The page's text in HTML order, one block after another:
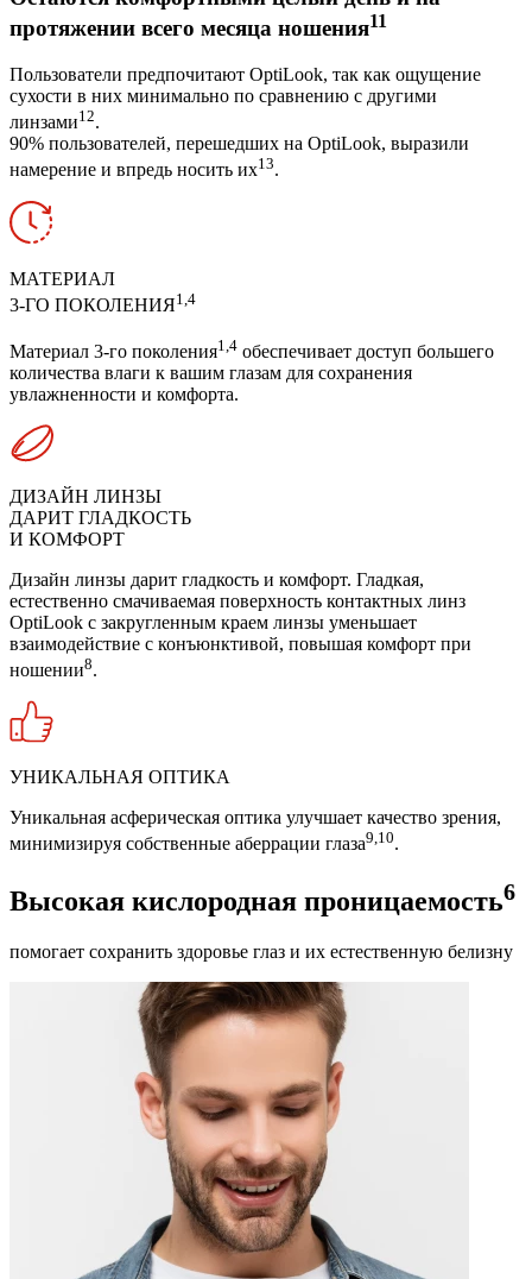
протяжении всего месяца ношения11
Пользователи предпочитают OptiLook, так как ощущение
сухости в них минимально по сравнению с другими
линзами12.
90% пользователей, перешедших на OptiLook, выразили
намерение и впредь носить их13.
МАТЕРИАЛ
3-ГО ПОКОЛЕНИЯ1,4
Материал 3-го поколения1,4 обеспечивает доступ большего
количества влаги к вашим глазам для сохранения
увлажненности и комфорта.
ДИЗАЙН ЛИНЗЫ
ДАРИТ ГЛАДКОСТЬ
И КОМФОРТ
Дизайн линзы дарит гладкость и комфорт. Гладкая,
естественно смачиваемая поверхность контактных линз
OptiLook с закругленным краем линзы уменьшает
взаимодействие с конъюнктивой, повышая комфорт при
ношении8.
УНИКАЛЬНАЯ ОПТИКА
Уникальная асферическая оптика улучшает качество зрения,
минимизируя собственные аберрации глаза9,10.
Высокая кислородная проницаемость6
помогает сохранить здоровье глаз и их естественную белизну